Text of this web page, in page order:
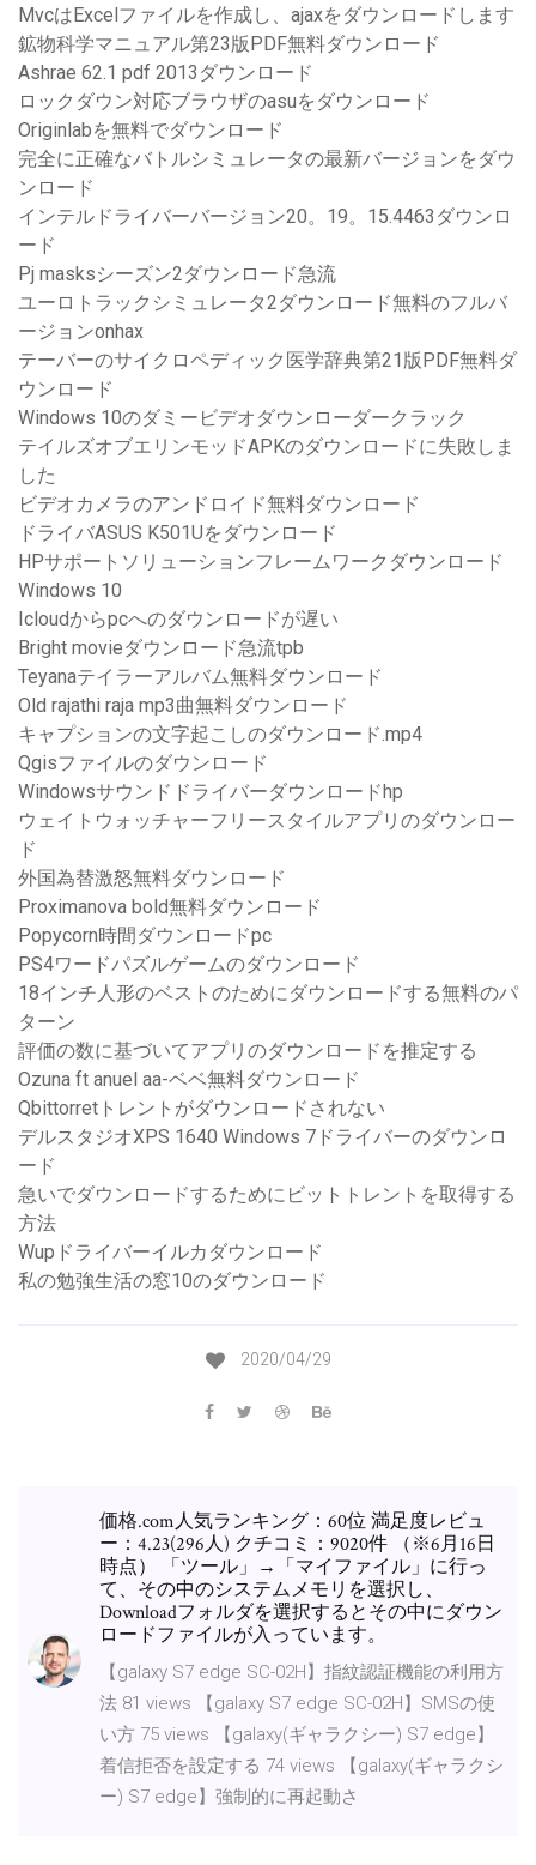
MvcはExcelファイルを作成し、ajaxをダウンロードします
鉱物科学マニュアル第23版PDF無料ダウンロード
Ashrae 62.1 pdf 2013ダウンロード
ロックダウン対応ブラウザのasuをダウンロード
Originlabを無料でダウンロード
完全に正確なバトルシミュレータの最新バージョンをダウ
ンロード
インテルドライバーバージョン20。19。15.4463ダウンロ
ード
Pj masksシーズン2ダウンロード急流
ユーロトラックシミュレータ2ダウンロード無料のフルバ
ージョンonhax
テーバーのサイクロペディック医学辞典第21版PDF無料ダ
ウンロード
Windows 10のダミービデオダウンローダークラック
テイルズオブエリンモッドAPKのダウンロードに失敗しま
した
ビデオカメラのアンドロイド無料ダウンロード
ドライバASUS K501Uをダウンロード
HPサポートソリューションフレームワークダウンロード
Windows 10
Icloudからpcへのダウンロードが遅い
Bright movieダウンロード急流tpb
Teyanaテイラーアルバム無料ダウンロード
Old rajathi raja mp3曲無料ダウンロード
キャプションの文字起こしのダウンロード.mp4
Qgisファイルのダウンロード
Windowsサウンドドライバーダウンロードhp
ウェイトウォッチャーフリースタイルアプリのダウンロー
ド
外国為替激怒無料ダウンロード
Proximanova bold無料ダウンロード
Popycorn時間ダウンロードpc
PS4ワードパズルゲームのダウンロード
18インチ人形のベストのためにダウンロードする無料のパ
ターン
評価の数に基づいてアプリのダウンロードを推定する
Ozuna ft anuel aa-ベベ無料ダウンロード
Qbittorretトレントがダウンロードされない
デルスタジオXPS 1640 Windows 7ドライバーのダウンロ
ード
急いでダウンロードするためにビットトレントを取得する
方法
Wupドライバーイルカダウンロード
私の勉強生活の窓10のダウンロード
2020/04/29
価格.com人気ランキング：60位 満足度レビュ
ー：4.23(296人) クチコミ：9020件 （※6月16日
時点） 「ツール」→「マイファイル」に行っ
て、その中のシステムメモリを選択し、
Downloadフォルダを選択するとその中にダウン
ロードファイルが入っています。
【galaxy S7 edge SC-02H】指紋認証機能の利用方
法 81 views 【galaxy S7 edge SC-02H】SMSの使
い方 75 views 【galaxy(ギャラクシー) S7 edge】
着信拒否を設定する 74 views 【galaxy(ギャラクシ
ー) S7 edge】強制的に再起動さ